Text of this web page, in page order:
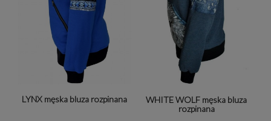
LYNX męska bluza rozpinana
WHITE WOLF męska bluza
rozpinana